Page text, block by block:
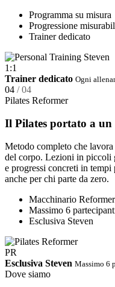
Programma su misura
Progressione
Trainer dedicato
1:1
Trainer dedicato Ogni
04 / 04
Pilates Reformer
Il Pilates portato a
Metodo completo che
del corpo. Lezioni in piccoli
e progressi concreti in
anche per chi parte da zero.
Macchinario
Massimo 6
Esclusiva Steven
PR
Esclusiva Steven Massimo 6
Dove siamo